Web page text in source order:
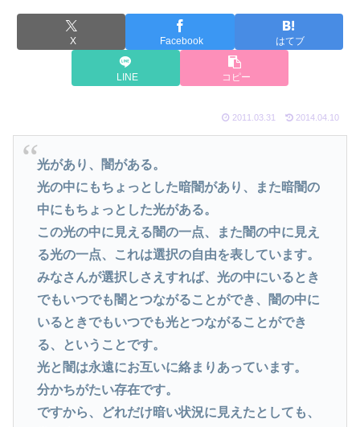
X Facebook はてブ
LINE コピー
2011.03.31 2014.04.10
光があり、闇がある。
光の中にもちょっとした暗闇があり、また暗闇の
中にもちょっとした光がある。
この光の中に見える闇の一点、また闇の中に見え
る光の一点、これは選択の自由を表しています。
みなさんが選択しさえすれば、光の中にいるとき
でもいつでも闇とつながることができ、闇の中に
いるときでもいつでも光とつながることができ
る、ということです。
光と闇は永遠にお互いに絡まりあっています。
分かちがたい存在です。
ですから、どれだけ暗い状況に見えたとしても、